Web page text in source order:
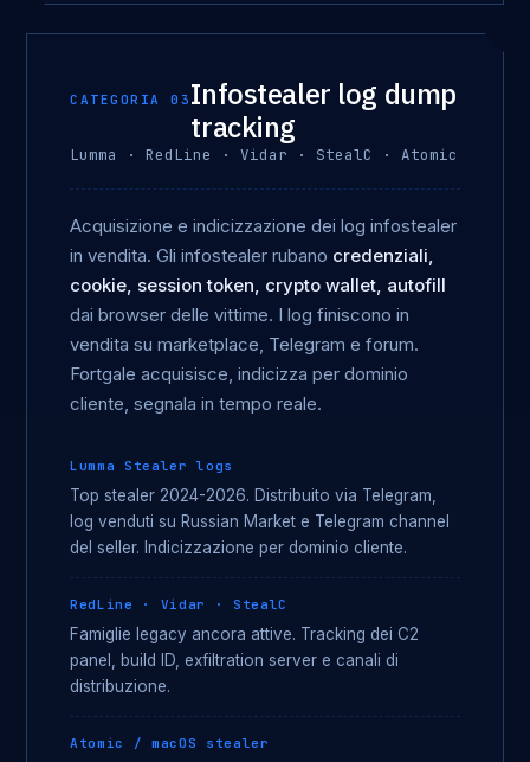
CATEGORIA 03 Infostealer log dump
tracking
Lumma · RedLine · Vidar · StealC · Atomic
Acquisizione e indicizzazione dei log infostealer
in vendita. Gli infostealer rubano credenziali,
cookie, session token, crypto wallet, autofill
dai browser delle vittime. I log finiscono in
vendita su marketplace, Telegram e forum.
Fortgale acquisisce, indicizza per dominio
cliente, segnala in tempo reale.
Lumma Stealer logs
Top stealer 2024-2026. Distribuito via Telegram,
log venduti su Russian Market e Telegram channel
del seller. Indicizzazione per dominio cliente.
RedLine · Vidar · StealC
Famiglie legacy ancora attive. Tracking dei C2
panel, build ID, exfiltration server e canali di
distribuzione.
Atomic / macOS stealer